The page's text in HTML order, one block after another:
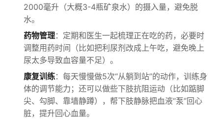
2000毫升（大概3-4瓶矿泉水）的摄入量，避免脱
水。
药物管理：定期和医生一起梳理正在吃的药，必要时
调整用药时间（比如把利尿剂改成上午吃，避免晚上
尿太多导致血容量不足）。
康复训练：每天慢慢做5次“从躺到站”的动作，训练身
体的调节能力；还可以做些下肢抗阻运动（比如踮脚
尖、勾脚、靠墙静蹲），帮下肢静脉把血液“泵”回心
脏，提升回心血量。